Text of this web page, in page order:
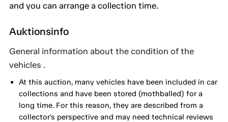
and you can arrange a collection time.
Auktionsinfo
General information about the condition of the
vehicles .
At this auction, many vehicles have been included in car
collections and have been stored (mothballed) for a
long time. For this reason, they are described from a
collector's perspective and may need technical reviews